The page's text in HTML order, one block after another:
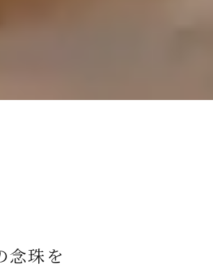
念珠を